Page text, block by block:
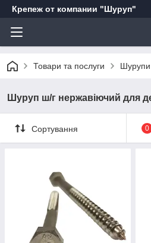
Крепеж от компании "Шуруп"
Товари та послуги Шурупи
Шуруп ш/г нержавіючий для
Сортування 0